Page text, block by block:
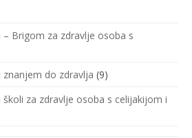
Brigom za zdravlje osoba s
do zdravlja (9)
školi za zdravlje osoba s celijakijom i